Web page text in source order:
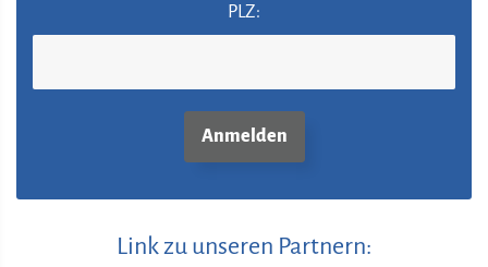
PLZ:
Link zu unseren Partnern: